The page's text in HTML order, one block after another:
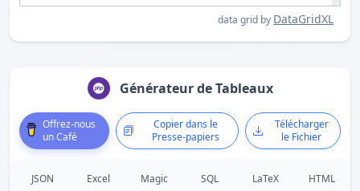
data grid by DataGridXL
Générateur de Tableaux
Offrez-nous
un Café
Copier dans le
Presse-papiers
Télécharger
le Fichier
JSON Excel Magic SQL LaTeX HTML